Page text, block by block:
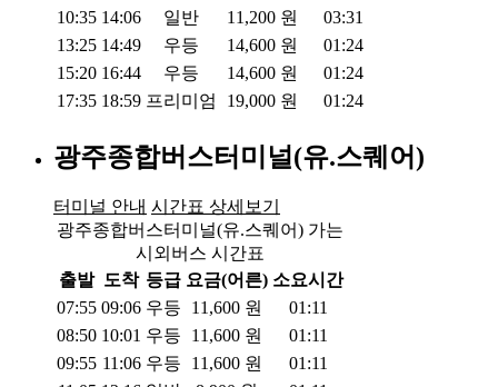
10:35 14:06 일반 11,200 원
03:31
13:25 14:49 우등 14,600 원
01:24
15:20 16:44 우등 14,600 원
01:24
17:35 18:59 프리미엄 19,000 원 01:24
광주종합버스터미널(유.스퀘어)
터미널 안내 시간표 상세보기
광주종합버스터미널(유.스퀘어) 가는
시외버스 시간표
출발 도착 등급 요금(어른) 소요시간
07:55 09:06 우등 11,600 원
01:11
08:50 10:01 우등 11,600 원
01:11
09:55 11:06 우등 11,600 원
01:11